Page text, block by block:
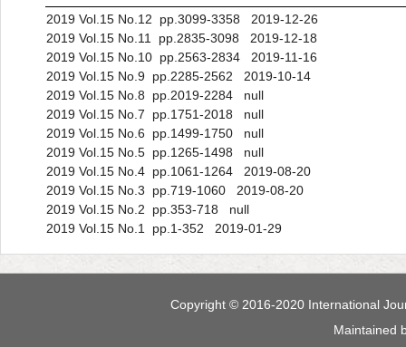
2019 Vol.15 No.12 pp.3099-3358 2019-12-26
2019 Vol.15 No.11 pp.2835-3098 2019-12-18
2019 Vol.15 No.10 pp.2563-2834 2019-11-16
2019 Vol.15 No.9 pp.2285-2562 2019-10-14
2019 Vol.15 No.8 pp.2019-2284 null
2019 Vol.15 No.7 pp.1751-2018 null
2019 Vol.15 No.6 pp.1499-1750 null
2019 Vol.15 No.5 pp.1265-1498 null
2019 Vol.15 No.4 pp.1061-1264 2019-08-20
2019 Vol.15 No.3 pp.719-1060 2019-08-20
2019 Vol.15 No.2 pp.353-718 null
2019 Vol.15 No.1 pp.1-352 2019-01-29
Copyright © 2016-2020 International
Maintained